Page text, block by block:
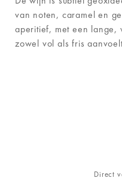
van noten, caramel en
aperitief, met een lange,
zowel vol als fris
Direct